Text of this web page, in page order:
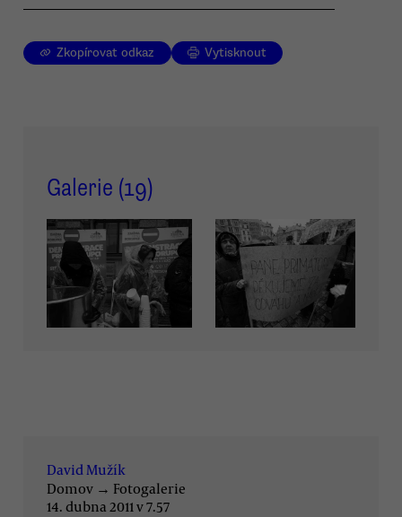
Zkopírovat odkaz Vytisknout
Galerie (19)
David Mužík
Domov → Fotogalerie
14. dubna 2011 v 7.57